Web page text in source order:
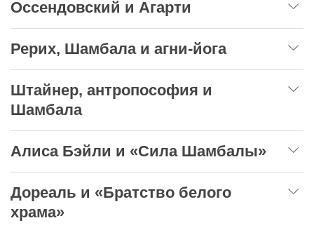
Оссендовский и Агарти
Рерих, Шамбала и агни-йога
Штайнер, антропософия и
Шамбала
Алиса Бэйли и «Сила Шамбалы»
Дореаль и «Братство белого
храма»